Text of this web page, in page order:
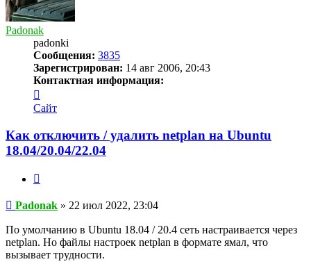
Padonak
padonki
Сообщения: 3835
Зарегистрирован: 14 авг 2006, 20:43
Контактная информация:
информация
пользователя
Сайт
Как отключить / удалить netplan на Ubuntu
18.04/20.04/22.04
Сообщение
Padonak » 22 июл 2022, 23:04
По умолчанию в Ubuntu 18.04 / 20.4 сеть настраивается через
netplan. Но файлы настроек netplan в формате ямал, что
вызывает трудности.